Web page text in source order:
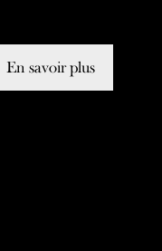
En savoir plus